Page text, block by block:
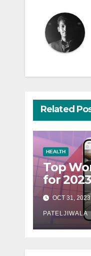
Related
HEALTH
Top
for
OCT 31, 2023
PATELJIWALA